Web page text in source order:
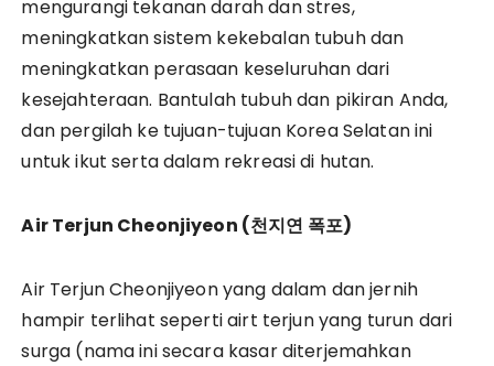
mengurangi tekanan darah dan stres,
meningkatkan sistem kekebalan tubuh dan
meningkatkan perasaan keseluruhan dari
kesejahteraan. Bantulah tubuh dan pikiran Anda,
dan pergilah ke tujuan-tujuan Korea Selatan ini
untuk ikut serta dalam rekreasi di hutan.
Air Terjun Cheonjiyeon (천지연 폭포)
Air Terjun Cheonjiyeon yang dalam dan jernih
hampir terlihat seperti airt terjun yang turun dari
surga (nama ini secara kasar diterjemahkan